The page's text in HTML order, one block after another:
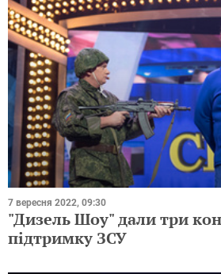
7 вересня 2022, 09:30
"Дизель Шоу" дали три
підтримку ЗСУ